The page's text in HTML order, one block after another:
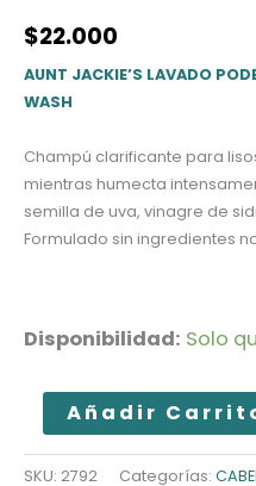
$22.000
AUNT JACKIE’S LAVADO
WASH
Champú clarificante para
mientras humecta
semilla de uva, vinagre de
Formulado sin ingredientes
Disponibilidad: Solo
AUNT
JACKIE'S
CHAMPÚ
Añadir
SKU: 2792 Categorías: